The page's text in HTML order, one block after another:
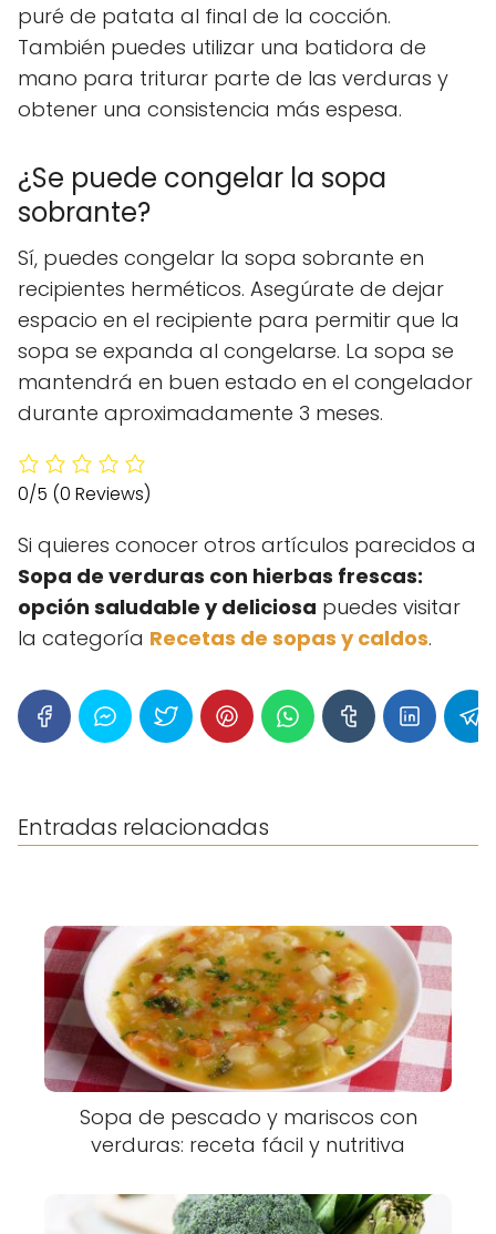
puré de patata al final de la cocción.
También puedes utilizar una batidora de
mano para triturar parte de las verduras y
obtener una consistencia más espesa.
¿Se puede congelar la sopa
sobrante?
Sí, puedes congelar la sopa sobrante en
recipientes herméticos. Asegúrate de dejar
espacio en el recipiente para permitir que la
sopa se expanda al congelarse. La sopa se
mantendrá en buen estado en el congelador
durante aproximadamente 3 meses.
0/5 (0 Reviews)
Si quieres conocer otros artículos parecidos a
Sopa de verduras con hierbas frescas:
opción saludable y deliciosa puedes visitar
la categoría Recetas de sopas y caldos.
Entradas relacionadas
Sopa de pescado y mariscos con
verduras: receta fácil y nutritiva